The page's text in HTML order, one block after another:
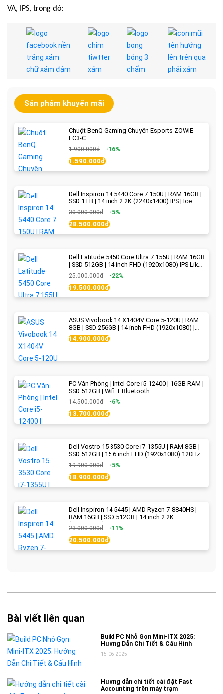
VA, IPS, trong đó:
Sản phẩm khuyến mãi
Chuột BenQ Gaming Chuyên Esports ZOWIE
EC3-C
1.900.000đ -16%
1.590.000đ
Dell Inspiron 14 5440 Core 7 150U | RAM 16GB |
SSD 1TB | 14 inch 2.2K (2240x1400) IPS | Ice
Blue - New Fullbox
30.000.000đ -5%
28.500.000đ
Dell Latitude 5450 Core Ultra 7 155U | RAM 16GB
| SSD 512GB | 14 inch FHD (1920x1080) IPS Like
new
25.000.000đ -22%
19.500.000đ
ASUS Vivobook 14 X1404V Core 5-120U | RAM
8GB | SSD 256GB | 14 inch FHD (1920x1080) |
Quiet Blue - New Fullbox
14.900.000đ
PC Văn Phòng | Intel Core i5-12400 | 16GB RAM |
SSD 512GB | Wifi + Bluetooth
14.500.000đ -6%
13.700.000đ
Dell Vostro 15 3530 Core i7-1355U | RAM 8GB |
SSD 512GB | 15.6 inch FHD (1920x1080) 120Hz
WVA | Black | New Fullbox
19.900.000đ -5%
18.900.000đ
Dell Inspiron 14 5445 | AMD Ryzen 7-8840HS |
RAM 16GB | SSD 512GB | 14 inch 2.2K
(2240x1400) IPS 300nits | Ice Blue - New Fullbox
23.000.000đ -11%
20.500.000đ
Bài viết liên quan
Build PC Nhỏ Gọn Mini-ITX 2025:
Hướng Dẫn Chi Tiết & Cấu Hình
15-06-2025
Hướng dẫn chi tiết cài đặt Fast
Accounting trên máy trạm